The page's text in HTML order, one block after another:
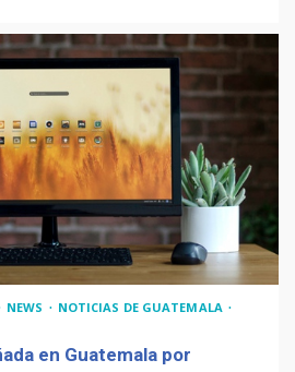
NEWS
NOTICIAS DE GUATEMALA
en Guatemala por